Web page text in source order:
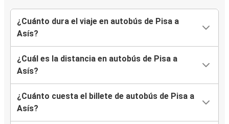
¿Cuánto dura el viaje en autobús de Pisa a
Asís?
¿Cuál es la distancia en autobús de Pisa a
Asís?
¿Cuánto cuesta el billete de autobús de Pisa a
Asís?